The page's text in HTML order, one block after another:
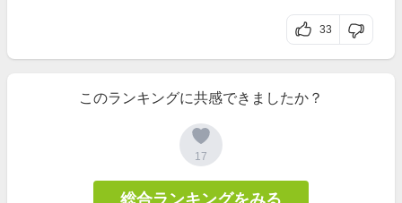
33
このランキングに共感できましたか？
17